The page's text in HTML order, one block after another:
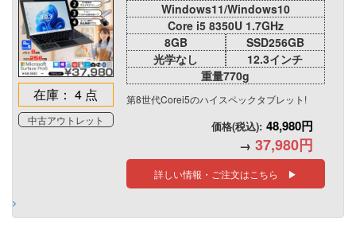
在庫： 4 点
中古アウトレット
Windows11/Windows10
Core i5 8350U 1.7GHz
8GB
SSD256GB
光学なし
12.3インチ
重量770g
第8世代Corei5のハイスペックタブレット!
価格(税込): 48,980円
→ 37,980円
詳しい情報・ご注文はこちら ▶